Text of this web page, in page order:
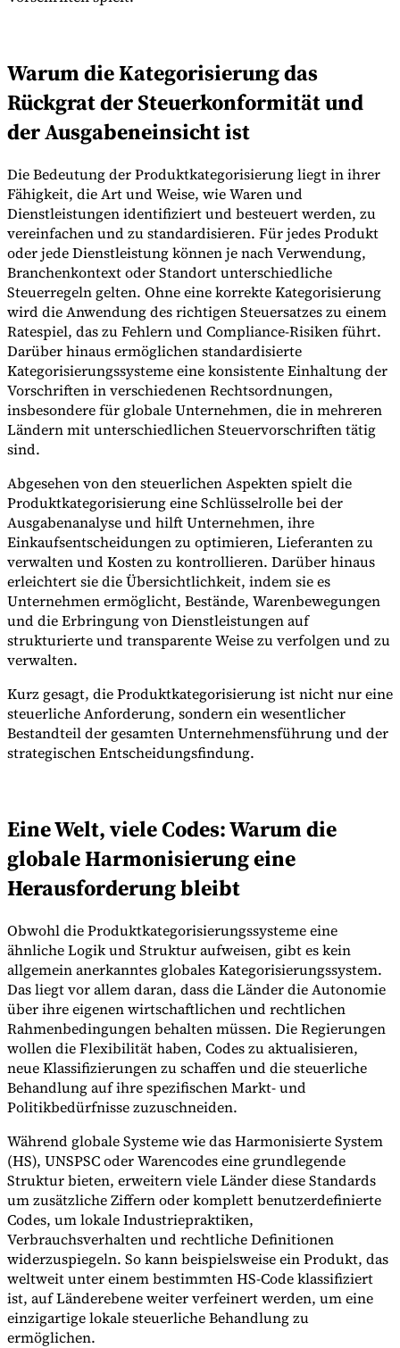
Warum die Kategorisierung das
Rückgrat der Steuerkonformität und
der Ausgabeneinsicht ist
Die Bedeutung der Produktkategorisierung liegt in ihrer
Fähigkeit, die Art und Weise, wie Waren und
Dienstleistungen identifiziert und besteuert werden, zu
vereinfachen und zu standardisieren. Für jedes Produkt
oder jede Dienstleistung können je nach Verwendung,
Branchenkontext oder Standort unterschiedliche
Steuerregeln gelten. Ohne eine korrekte Kategorisierung
wird die Anwendung des richtigen Steuersatzes zu einem
Ratespiel, das zu Fehlern und Compliance-Risiken führt.
Darüber hinaus ermöglichen standardisierte
Kategorisierungssysteme eine konsistente Einhaltung der
Vorschriften in verschiedenen Rechtsordnungen,
insbesondere für globale Unternehmen, die in mehreren
Ländern mit unterschiedlichen Steuervorschriften tätig
sind.
Abgesehen von den steuerlichen Aspekten spielt die
Produktkategorisierung eine Schlüsselrolle bei der
Ausgabenanalyse und hilft Unternehmen, ihre
Einkaufsentscheidungen zu optimieren, Lieferanten zu
verwalten und Kosten zu kontrollieren. Darüber hinaus
erleichtert sie die Übersichtlichkeit, indem sie es
Unternehmen ermöglicht, Bestände, Warenbewegungen
und die Erbringung von Dienstleistungen auf
strukturierte und transparente Weise zu verfolgen und zu
verwalten.
Kurz gesagt, die Produktkategorisierung ist nicht nur eine
steuerliche Anforderung, sondern ein wesentlicher
Bestandteil der gesamten Unternehmensführung und der
strategischen Entscheidungsfindung.
Eine Welt, viele Codes: Warum die
globale Harmonisierung eine
Herausforderung bleibt
Obwohl die Produktkategorisierungssysteme eine
ähnliche Logik und Struktur aufweisen, gibt es kein
allgemein anerkanntes globales Kategorisierungssystem.
Das liegt vor allem daran, dass die Länder die Autonomie
über ihre eigenen wirtschaftlichen und rechtlichen
Rahmenbedingungen behalten müssen. Die Regierungen
wollen die Flexibilität haben, Codes zu aktualisieren,
neue Klassifizierungen zu schaffen und die steuerliche
Behandlung auf ihre spezifischen Markt- und
Politikbedürfnisse zuzuschneiden.
Während globale Systeme wie das Harmonisierte System
(HS), UNSPSC oder Warencodes eine grundlegende
Struktur bieten, erweitern viele Länder diese Standards
um zusätzliche Ziffern oder komplett benutzerdefinierte
Codes, um lokale Industriepraktiken,
Verbrauchsverhalten und rechtliche Definitionen
widerzuspiegeln. So kann beispielsweise ein Produkt, das
weltweit unter einem bestimmten HS-Code klassifiziert
ist, auf Länderebene weiter verfeinert werden, um eine
einzigartige lokale steuerliche Behandlung zu
ermöglichen.